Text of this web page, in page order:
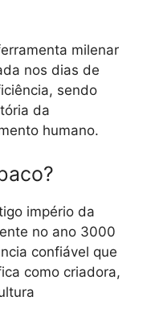
milenar
nos dias de
sendo
da
humano.
império da
no ano 3000
confiável que
como criadora,